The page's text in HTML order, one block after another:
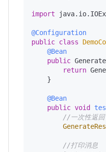
import
@Configuration
public class
@Bean
public
return
    }
@Bean
public void
//一次性返回
//打印消息